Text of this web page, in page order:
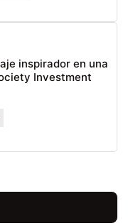
inspirador en una
Investment